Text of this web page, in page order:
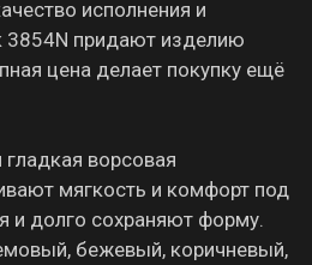
исполнения и
3854N придают изделию
цена делает покупку ещё
ворсовая
мягкость и комфорт под
и долго сохраняют форму.
бежевый, коричневый,